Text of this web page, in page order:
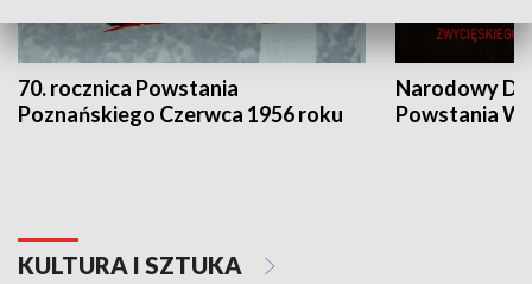
70. rocznica Powstania
Poznańskiego Czerwca 1956 roku
Narodowy
Powstania
KULTURA I SZTUKA